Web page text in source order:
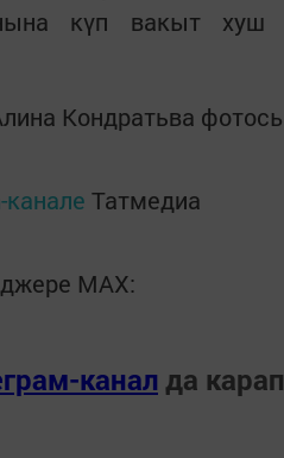
күп вакыт хуш
Кондратьва
канале Татмедиа
MАХ:
канал да карап